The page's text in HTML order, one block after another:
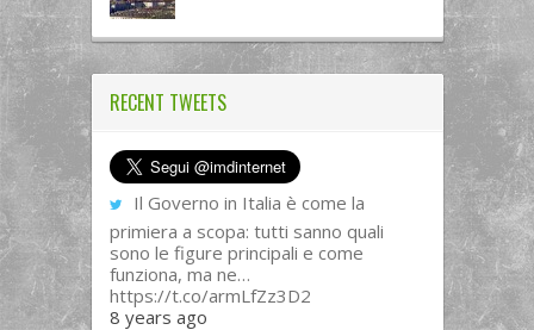
RECENT TWEETS
Il Governo in Italia è come la
primiera a scopa: tutti sanno quali
sono le figure principali e come
funziona, ma ne…
https://t.co/armLfZz3D2
8 years ago